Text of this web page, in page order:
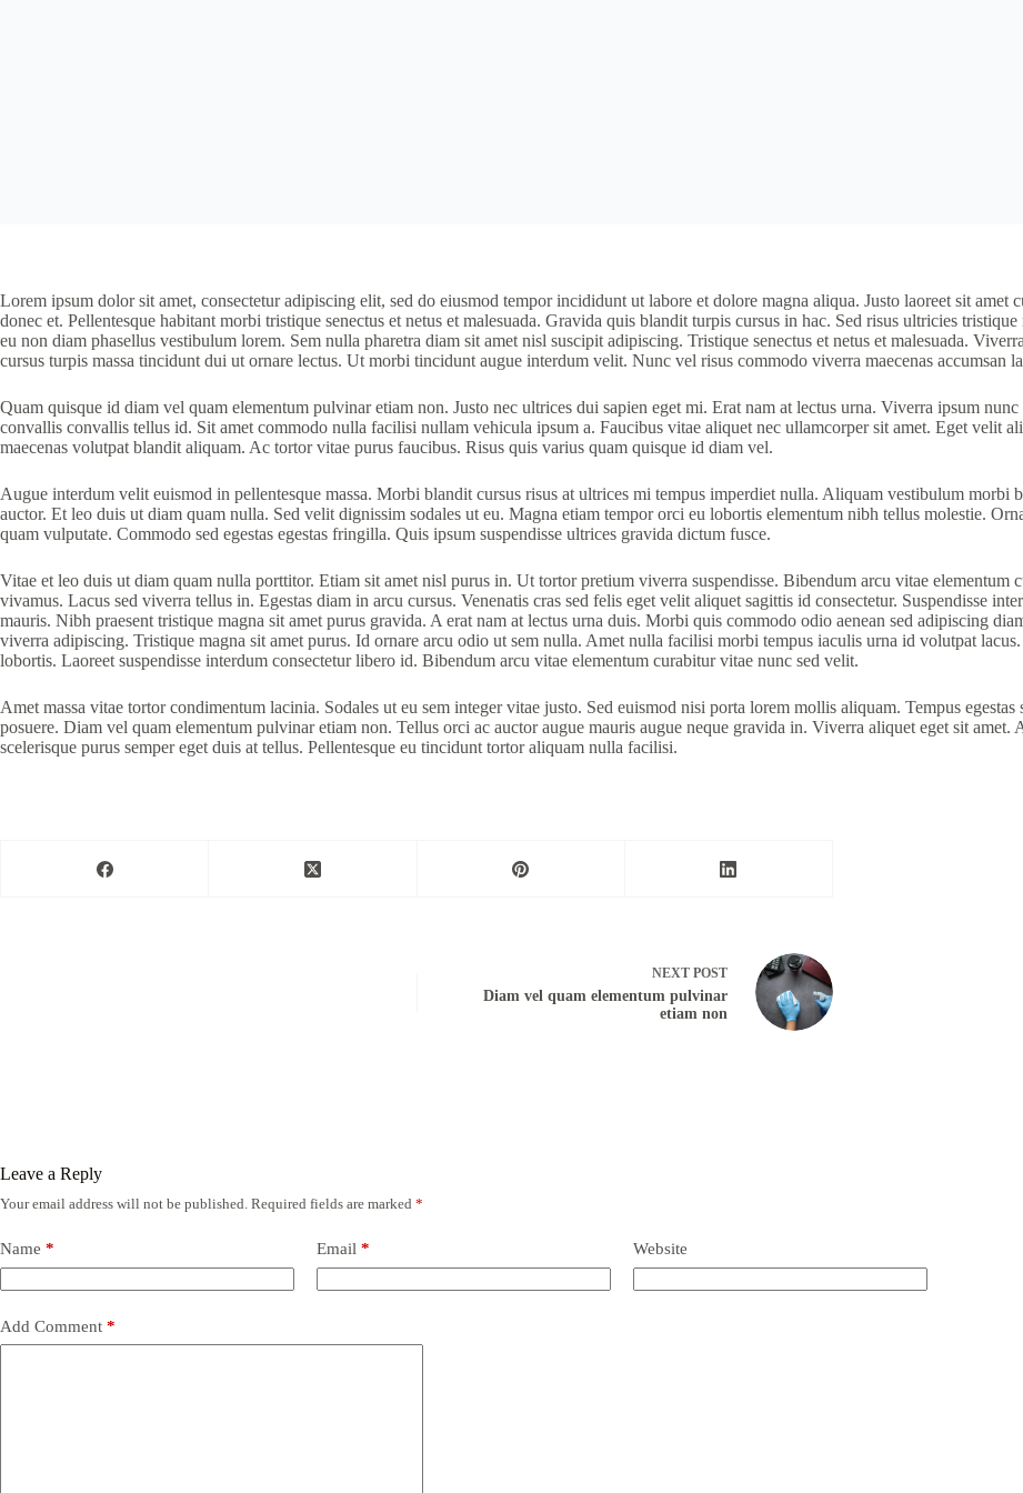
Lorem ipsum dolor sit amet, consectetur adipiscing elit, sed do eiusmod tempor incididunt ut labore et dolore magna aliqua. Justo laoreet sit amet
donec et. Pellentesque habitant morbi tristique senectus et netus et malesuada. Gravida quis blandit turpis cursus in hac. Sed risus ultricies
eu non diam phasellus vestibulum lorem. Sem nulla pharetra diam sit amet nisl suscipit adipiscing. Tristique senectus et netus et malesuada.
cursus turpis massa tincidunt dui ut ornare lectus. Ut morbi tincidunt augue interdum velit. Nunc vel risus commodo viverra maecenas accumsan
Quam quisque id diam vel quam elementum pulvinar etiam non. Justo nec ultrices dui sapien eget mi. Erat nam at lectus urna. Viverra ipsum
convallis convallis tellus id. Sit amet commodo nulla facilisi nullam vehicula ipsum a. Faucibus vitae aliquet nec ullamcorper sit amet. Eget velit
maecenas volutpat blandit aliquam. Ac tortor vitae purus faucibus. Risus quis varius quam quisque id diam vel.
Augue interdum velit euismod in pellentesque massa. Morbi blandit cursus risus at ultrices mi tempus imperdiet nulla. Aliquam vestibulum morbi
auctor. Et leo duis ut diam quam nulla. Sed velit dignissim sodales ut eu. Magna etiam tempor orci eu lobortis elementum nibh tellus molestie.
quam vulputate. Commodo sed egestas egestas fringilla. Quis ipsum suspendisse ultrices gravida dictum fusce.
Vitae et leo duis ut diam quam nulla porttitor. Etiam sit amet nisl purus in. Ut tortor pretium viverra suspendisse. Bibendum arcu vitae
vivamus. Lacus sed viverra tellus in. Egestas diam in arcu cursus. Venenatis cras sed felis eget velit aliquet sagittis id consectetur. Suspendisse
mauris. Nibh praesent tristique magna sit amet purus gravida. A erat nam at lectus urna duis. Morbi quis commodo odio aenean sed adipiscing
viverra adipiscing. Tristique magna sit amet purus. Id ornare arcu odio ut sem nulla. Amet nulla facilisi morbi tempus iaculis urna id volutpat
lobortis. Laoreet suspendisse interdum consectetur libero id. Bibendum arcu vitae elementum curabitur vitae nunc sed velit.
Amet massa vitae tortor condimentum lacinia. Sodales ut eu sem integer vitae justo. Sed euismod nisi porta lorem mollis aliquam. Tempus
posuere. Diam vel quam elementum pulvinar etiam non. Tellus orci ac auctor augue mauris augue neque gravida in. Viverra aliquet eget sit
scelerisque purus semper eget duis at tellus. Pellentesque eu tincidunt tortor aliquam nulla facilisi.
NEXT POST
Diam vel quam elementum pulvinar
etiam non
Leave a Reply
Your email address will not be published. Required fields are marked *
Name * Email * Website
Add Comment *